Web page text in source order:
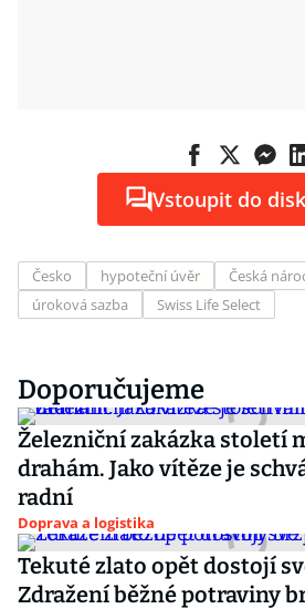
Vstoupit do
Česko hypoteční úvěr Česká
úroková sazba
Swiss Life Select
Doporučujeme
Železniční zakázka století
drahám. Jako vítěze je
radní
Doprava a logistika
Tekuté zlato opět dostojí
Zdražení běžné potraviny